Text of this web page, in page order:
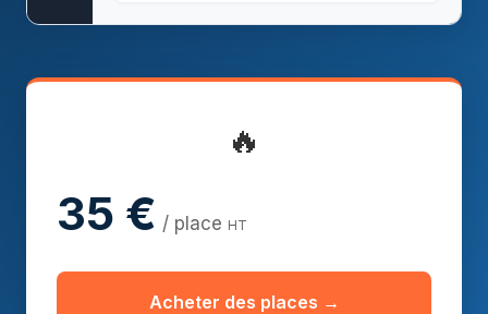
🔥
35 € / place HT
Acheter des places →